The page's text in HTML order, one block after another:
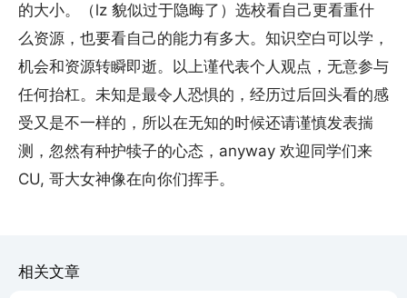
的大小。（lz 貌似过于隐晦了）选校看自己更看重什
么资源，也要看自己的能力有多大。知识空白可以学，
机会和资源转瞬即逝。以上谨代表个人观点，无意参与
任何抬杠。未知是最令人恐惧的，经历过后回头看的感
受又是不一样的，所以在无知的时候还请谨慎发表揣
测，忽然有种护犊子的心态，anyway 欢迎同学们来
CU, 哥大女神像在向你们挥手。
相关文章